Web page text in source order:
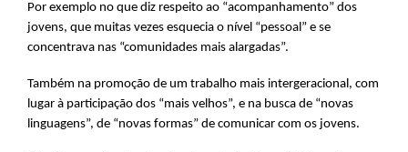
Por exemplo no que diz respeito ao “acompanhamento” dos
jovens, que muitas vezes esquecia o nível “pessoal” e se
concentrava nas “comunidades mais alargadas”.
Também na promoção de um trabalho mais intergeracional, com
lugar à participação dos “mais velhos”, e na busca de “novas
linguagens”, de “novas formas” de comunicar com os jovens.